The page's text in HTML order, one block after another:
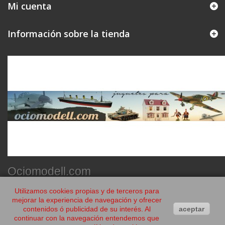
Mi cuenta
Información sobre la tienda
Ociomodell.com
Utilizamos cookies propias y de terceros para
mejorar la experiencia de navegación y ofrecer
contenidos ó publicidad de su interés. Al
continuar con la navegación entendemos que
aceptar